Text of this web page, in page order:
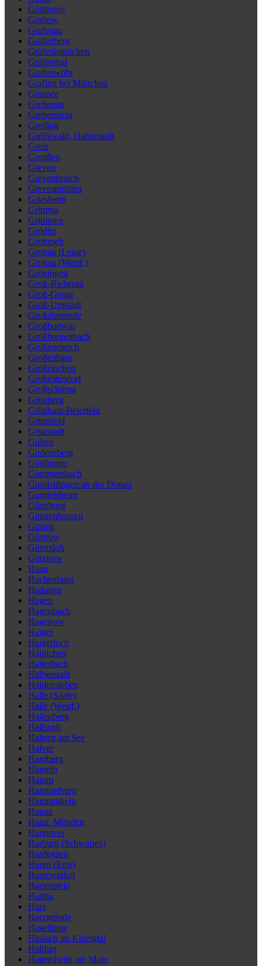
Göttingen
Grabow
Grafenau
Gräfenberg
Gräfenhainichen
Gräfenthal
Grafenwöhr
Grafing bei München
Gransee
Grebenau
Grebenstein
Greding
Greifswald, Hansestadt
Greiz
Greußen
Greven
Grevenbroich
Grevesmühlen
Griesheim
Grimma
Grimmen
Gröditz
Groitzsch
Gronau (Leine)
Gronau (Westf.)
Gröningen
Groß-Bieberau
Groß-Gerau
Groß-Umstadt
Großalmerode
Großbottwar
Großbreitenbach
Großenehrich
Großenhain
Großräschen
Großröhrsdorf
Großschirma
Grünberg
Grünhain-Beierfeld
Grünsfeld
Grünstadt
Guben
Gudensberg
Güglingen
Gummersbach
Gundelfingen an der Donau
Gundelsheim
Günzburg
Gunzenhausen
Güsten
Güstrow
Gütersloh
Gützkow
Haan
Hachenburg
Hadamar
Hagen
Hagenbach
Hagenow
Haiger
Haigerloch
Hainichen
Haiterbach
Halberstadt
Haldensleben
Halle (Saale)
Halle (Westf.)
Hallenberg
Hallstadt
Haltern am See
Halver
Hamburg
Hameln
Hamm
Hammelburg
Hamminkeln
Hanau
Hann. Münden
Hannover
Harburg (Schwaben)
Hardegsen
Haren (Ems)
Harsewinkel
Hartenstein
Hartha
Harz
Harzgerode
Haselünne
Haslach im Kinzigtal
Haßfurt
Hattersheim am Main